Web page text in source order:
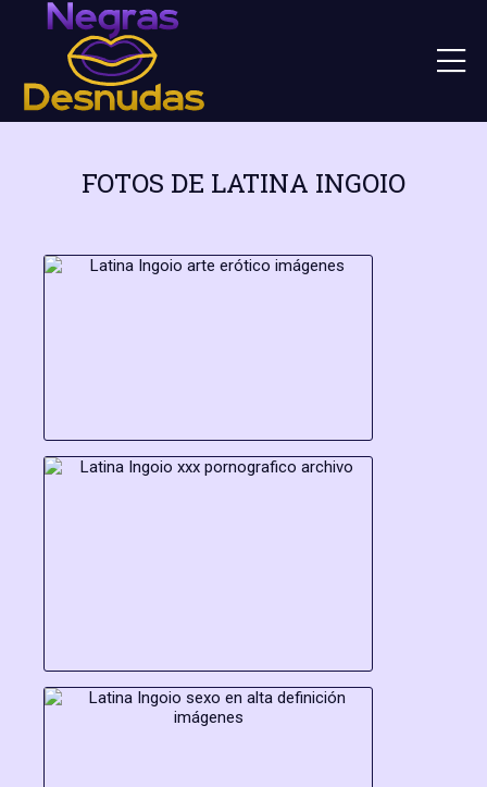
FOTOS DE LATINA INGOIO